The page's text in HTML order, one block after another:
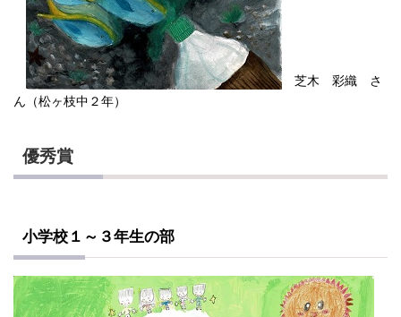
芝木 彩織 さ
ん（松ヶ枝中２年）
優秀賞
小学校１～３年生の部